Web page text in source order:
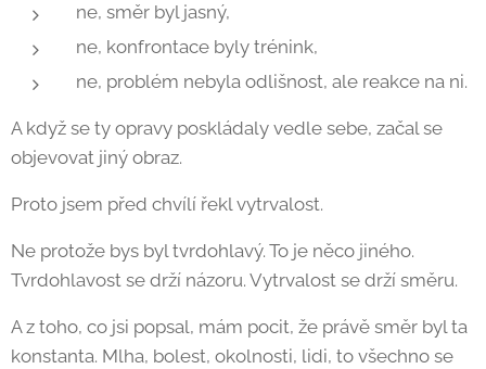
ne, směr byl jasný,
ne, konfrontace byly trénink,
ne, problém nebyla odlišnost, ale reakce na ni.
A když se ty opravy poskládaly vedle sebe, začal se
objevovat jiný obraz.
Proto jsem před chvílí řekl vytrvalost.
Ne protože bys byl tvrdohlavý. To je něco jiného.
Tvrdohlavost se drží názoru. Vytrvalost se drží směru.
A z toho, co jsi popsal, mám pocit, že právě směr byl ta
konstanta. Mlha, bolest, okolnosti, lidi, to všechno se